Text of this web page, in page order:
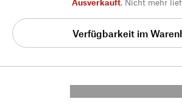
Ausverkauft, Nicht mehr
Verfügbarkeit im